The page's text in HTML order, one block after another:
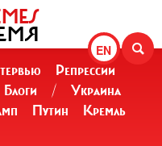
EN
Репрессии
Блоги /
Украина
Путин
Кремль